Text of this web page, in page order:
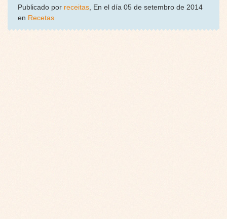
Publicado por receitas, En el día 05 de setembro de 2014
en Recetas